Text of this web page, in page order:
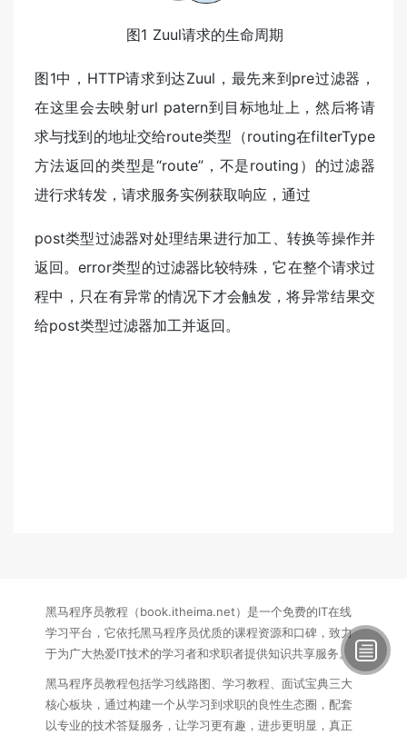
图1 Zuul请求的生命周期
图1中，HTTP请求到达Zuul，最先来到pre过滤器，
在这里会去映射url patern到目标地址上，然后将请
求与找到的地址交给route类型（routing在filterType
方法返回的类型是“route”，不是routing）的过滤器
进行求转发，请求服务实例获取响应，通过
post类型过滤器对处理结果进行加工、转换等操作并
返回。error类型的过滤器比较特殊，它在整个请求过
程中，只在有异常的情况下才会触发，将异常结果交
给post类型过滤器加工并返回。
黑马程序员教程（book.itheima.net）是一个免费的IT在线
学习平台，它依托黑马程序员优质的课程资源和口碑，致力
于为广大热爱IT技术的学习者和求职者提供知识共享服务。
黑马程序员教程包括学习线路图、学习教程、面试宝典三大
核心板块，通过构建一个从学习到求职的良性生态圈，配套
以专业的技术答疑服务，让学习更有趣，进步更明显，真正